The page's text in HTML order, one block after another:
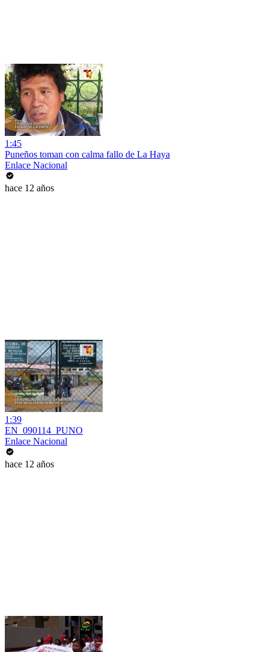
1:45
Puneños toman con calma fallo de La Haya
Enlace Nacional
hace 12 años
1:39
EN_090114_PUNO
Enlace Nacional
hace 12 años